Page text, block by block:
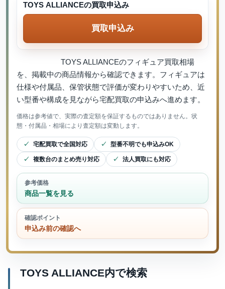
TOYS ALLIANCEのフィギュア買取相場
を、掲載中の商品情報から確認できます。フィギュアは
仕様や付属品、保管状態で評価が変わりやすいため、近
い型番や構成を見ながら宅配買取の申込みへ進めます。
価格は参考値で、実際の査定額を保証するものではありません。状
態・付属品・相場により査定額は変動します。
宅配買取で全国対応 型番不明でも申込みOK
複数台のまとめ売り対応 法人買取にも対応
参考価格
商品一覧を見る
確認ポイント
申込み前の確認へ
TOYS ALLIANCEの買取申込み
買取申込み
TOYS ALLIANCE内で検索